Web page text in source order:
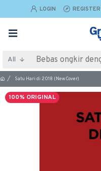
LOGIN REGISTER
All
Satu Hari di 2018 (New Cover)
100% ORIGINAL